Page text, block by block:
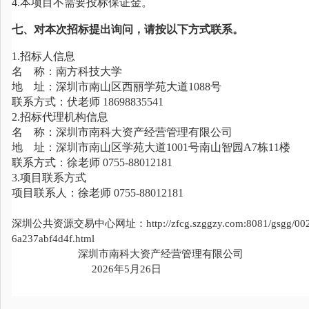
4.本项目不需要投标保证金。
七、对本次招标提出询问，请按以下方式联系。
1.招标人信息
名 称：南方科技大学
地 址：深圳市南山区西丽学苑大道1088号
联系方式：伏老师 18698835541
2.招标代理机构信息
名 称：深圳市南科大资产经营管理有限公司
地 址：深圳市南山区学苑大道1001号南山智
联系方式： 徐老师 0755-88012181
3.项目联系方式
项目联系人： 徐老师 0755-88012181
深圳公共资源交易中心网址： http://zfcg.szggzy.com:8081/gsgg/
6a237abf4d4f.html
深圳市南科大资产经营管理有限公司
2026年5 月 26 日